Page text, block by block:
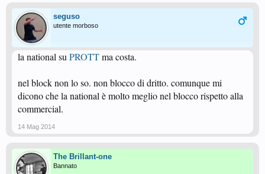
seguso
utente morboso
la national su PROTTma costa.
nel block non lo so. non blocco di dritto. comunque mi
dicono che la national è molto meglio nel blocco rispetto alla
commercial.
14 Mag 2014
The Brillant-one
Bannato